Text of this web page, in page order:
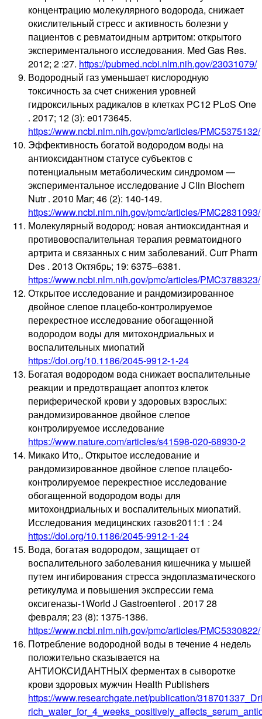
концентрацию молекулярного водорода, снижает
окислительный стресс и активность болезни у
пациентов с ревматоидным артритом: открытого
экспериментального исследования. Med Gas Res.
2012; 2 :27. https://pubmed.ncbi.nlm.nih.gov/23031079/
Водородный газ уменьшает кислородную
токсичность за счет снижения уровней
гидроксильных радикалов в клетках PC12 PLoS One
. 2017; 12 (3): e0173645.
https://www.ncbi.nlm.nih.gov/pmc/articles/PMC5375132/
Эффективность богатой водородом воды на
антиоксидантном статусе субъектов с
потенциальным метаболическим синдромом —
экспериментальное исследование J Clin Biochem
Nutr . 2010 Mar; 46 (2): 140-149.
https://www.ncbi.nlm.nih.gov/pmc/articles/PMC2831093/
Молекулярный водород: новая антиоксидантная и
противовоспалительная терапия ревматоидного
артрита и связанных с ним заболеваний. Curr Pharm
Des . 2013 Октябрь; 19: 6375–6381.
https://www.ncbi.nlm.nih.gov/pmc/articles/PMC3788323/
Открытое исследование и рандомизированное
двойное слепое плацебо-контролируемое
перекрестное исследование обогащенной
водородом воды для митохондриальных и
воспалительных миопатий
https://doi.org/10.1186/2045-9912-1-24
Богатая водородом вода снижает воспалительные
реакции и предотвращает апоптоз клеток
периферической крови у здоровых взрослых:
рандомизированное двойное слепое
контролируемое исследование
https://www.nature.com/articles/s41598-020-68930-2
Микако Ито,. Открытое исследование и
рандомизированное двойное слепое плацебо-
контролируемое перекрестное исследование
обогащенной водородом воды для
митохондриальных и воспалительных миопатий.
Исследования медицинских газов2011:1 : 24
https://doi.org/10.1186/2045-9912-1-24
Вода, богатая водородом, защищает от
воспалительного заболевания кишечника у мышей
путем ингибирования стресса эндоплазматического
ретикулума и повышения экспрессии гема
оксигеназы-1World J Gastroenterol . 2017 28
февраля; 23 (8): 1375-1386.
https://www.ncbi.nlm.nih.gov/pmc/articles/PMC5330822/
Потребление водородной воды в течение 4 недель
положительно сказывается на
АНТИОКСИДАНТНЫХ ферментах в сыворотке
крови здоровых мужчин Health Publishers
https://www.researchgate.net/publication/